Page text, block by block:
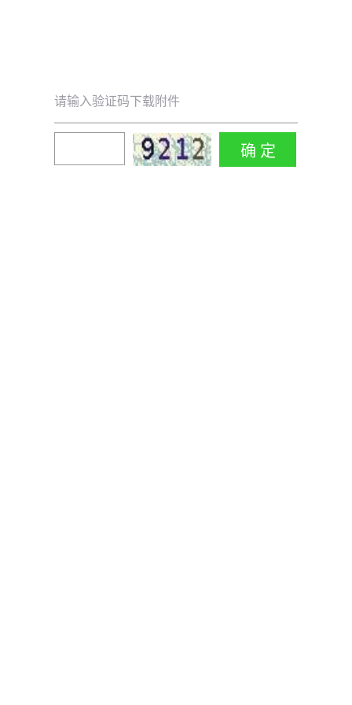
请输入验证码下载附件